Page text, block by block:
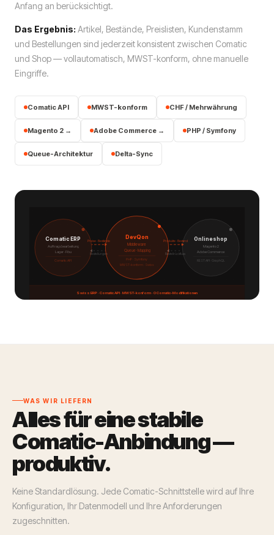
Anfang an berücksichtigt.
Das Ergebnis: Artikel, Bestände, Preislisten, Kundenstamm
und Bestellungen sind jederzeit konsistent zwischen Comatic
und Shop — vollautomatisch, MWST-konform, ohne manuelle
Eingriffe.
Comatic API MWST-konform CHF / Mehrwährung
Magento 2 → Adobe Commerce → PHP / Symfony
Queue-Architektur Delta-Sync
Comatic ERP
Auftragsbearbeitung
Lager · Fibu
Comatic API
DevQon
Middleware
Queue · Mapping
PHP · Symfony
MWST-konform · Swiss
Onlineshop
Magento 2
Adobe Commerce
REST API · GraphQL
Preise · Bestände
Bestellungen
Produkte · Bestand
Bestellrückfluss
Swiss ERP · Comatic API · MWST-konform · 0 Comatic-Modifikationen
WAS WIR LIEFERN
Alles für eine stabile
Comatic-Anbindung —
produktiv.
Keine Standardlösung. Jede Comatic-Schnittstelle wird auf Ihre
Konfiguration, Ihr Datenmodell und Ihre Anforderungen
zugeschnitten.